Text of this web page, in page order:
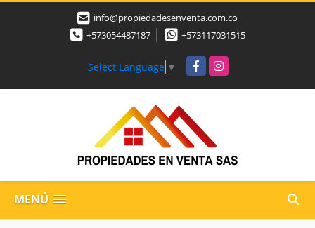
info@propiedadesenventa.com.co
+573054487187
+573117031515
Select Language ▼ FacebookInstagram
MENÚ